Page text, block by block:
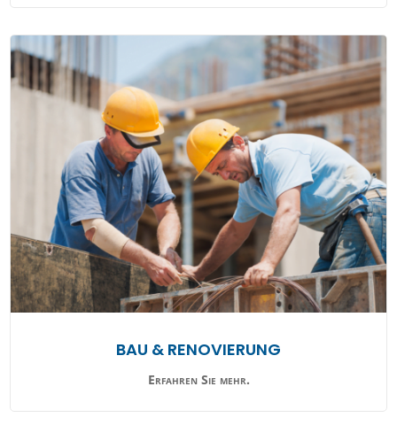
BAU & RENOVIERUNG
Erfahren Sie mehr.